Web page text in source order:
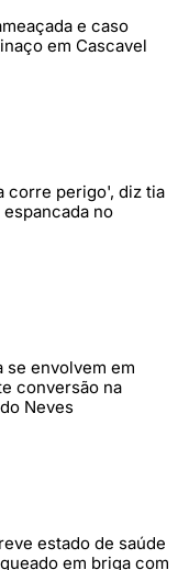
e caso
em Cascavel
corre perigo', diz tia
no
se envolvem em
conversão na
Neves
estado de saúde
em briga com